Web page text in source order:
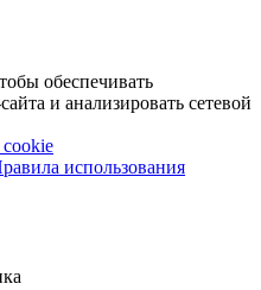
обеспечивать
и анализировать сетевой
использования